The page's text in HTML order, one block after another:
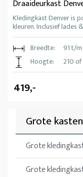
Draaideurkast
Kledingkast Denver is
kleuren. Inclusief lades
Breedte:
91 t/
Hoogte:
210
419,-
Grote kasten
Grote
Grote